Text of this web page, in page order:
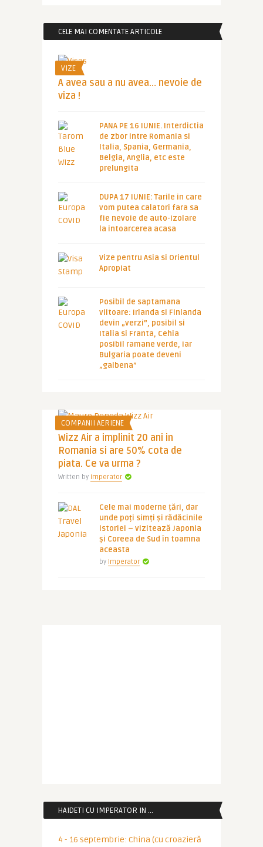
CELE MAI COMENTATE ARTICOLE
VIZE
A avea sau a nu avea… nevoie de
viza !
PANA PE 16 IUNIE. Interdictia
de zbor intre Romania si
Italia, Spania, Germania,
Belgia, Anglia, etc este
prelungita
DUPA 17 IUNIE: Tarile in care
vom putea calatori fara sa
fie nevoie de auto-izolare
la intoarcerea acasa
Vize pentru Asia si Orientul
Apropiat
Posibil de saptamana
viitoare: Irlanda si Finlanda
devin „verzi”, posibil si
Italia si Franta, Cehia
posibil ramane verde, iar
Bulgaria poate deveni
„galbena”
COMPANII AERIENE
Wizz Air a implinit 20 ani in
Romania si are 50% cota de
piata. Ce va urma ?
Written by Imperator
Cele mai moderne țări, dar
unde poți simți și rădăcinile
istoriei – vizitează Japonia
și Coreea de Sud în toamna
aceasta
by Imperator
HAIDETI CU IMPERATOR IN …
4 - 16 septembrie: China (cu croazieră